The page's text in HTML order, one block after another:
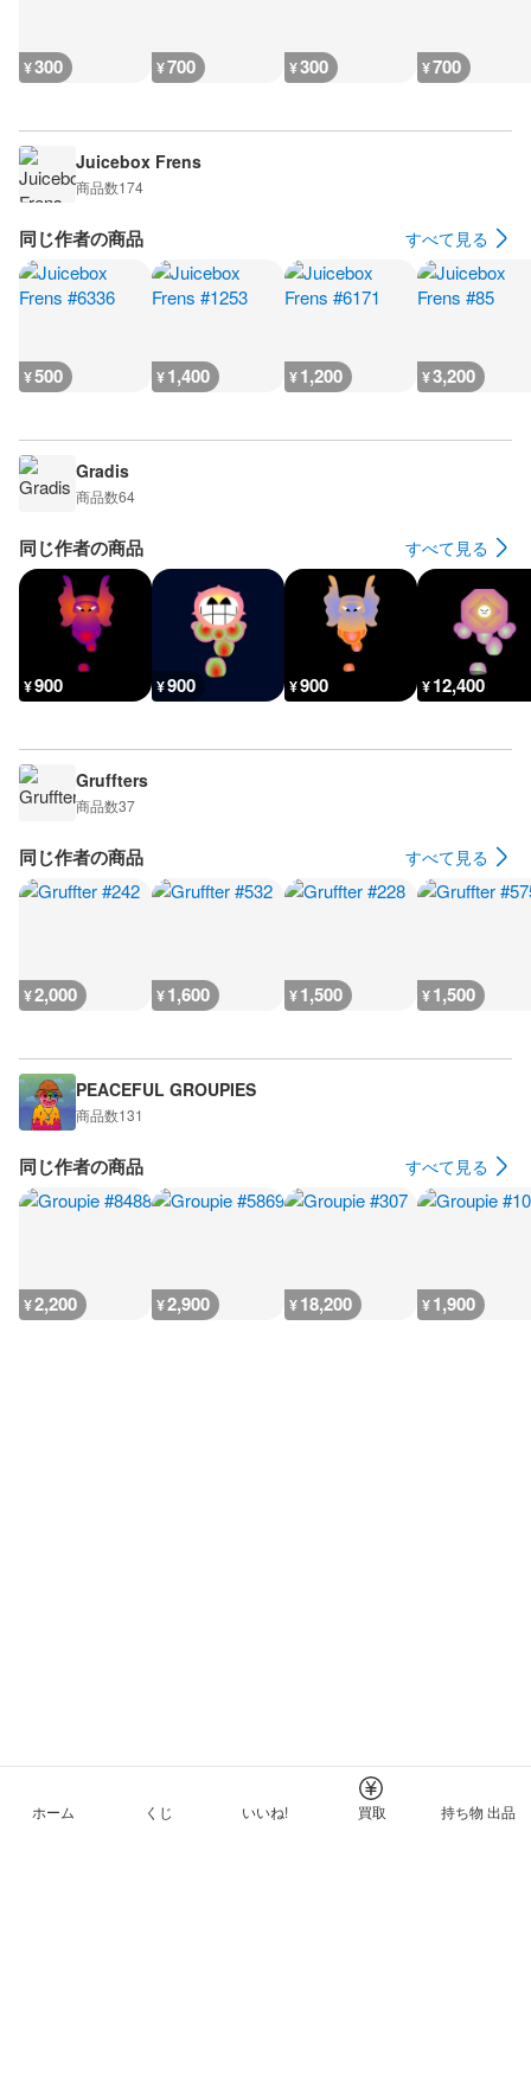
¥300 ¥700 ¥300 ¥700
Juicebox Frens
商品数174
同じ作者の商品 すべて見る
¥500 ¥1,400 ¥1,200 ¥3,200
Gradis
商品数64
同じ作者の商品 すべて見る
¥900 ¥900 ¥900 ¥12,400
Gruffters
商品数37
同じ作者の商品 すべて見る
¥2,000 ¥1,600 ¥1,500 ¥1,500
PEACEFUL GROUPIES
商品数131
同じ作者の商品 すべて見る
¥2,200 ¥2,900 ¥18,200 ¥1,900
ホーム くじ いいね! 買取 持ち物 出品